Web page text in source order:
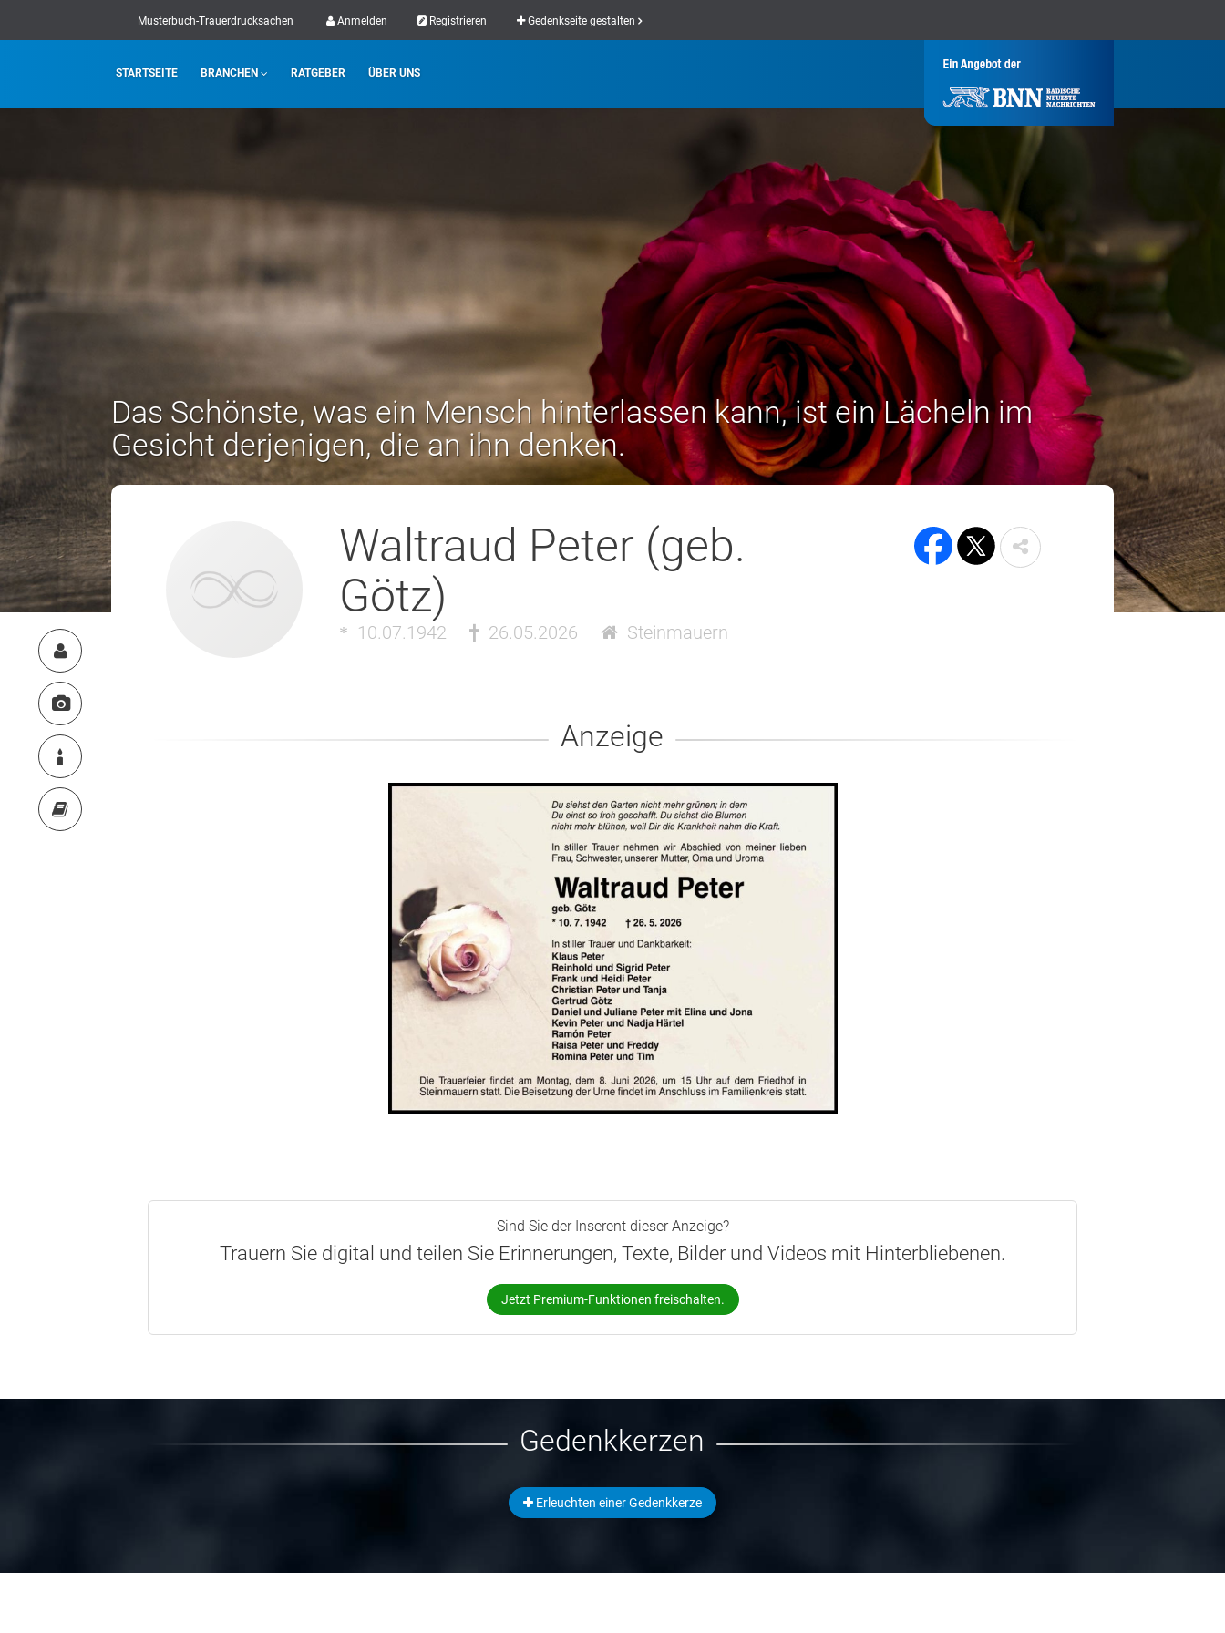
Musterbuch-Trauerdrucksachen Anmelden Registrieren Gedenkseite gestalten
STARTSEITE BRANCHEN RATGEBER ÜBER UNS
Das Schönste, was ein Mensch hinterlassen kann, ist ein Lächeln im
Gesicht derjenigen, die an ihn denken.
Waltraud Peter (geb.
Götz)
10.07.1942 26.05.2026 Steinmauern
Anzeige
Sind Sie der Inserent dieser Anzeige?
Trauern Sie digital und teilen Sie Erinnerungen, Texte, Bilder und Videos mit Hinterbliebenen.
Jetzt Premium-Funktionen freischalten.
Gedenkkerzen
Erleuchten einer Gedenkkerze